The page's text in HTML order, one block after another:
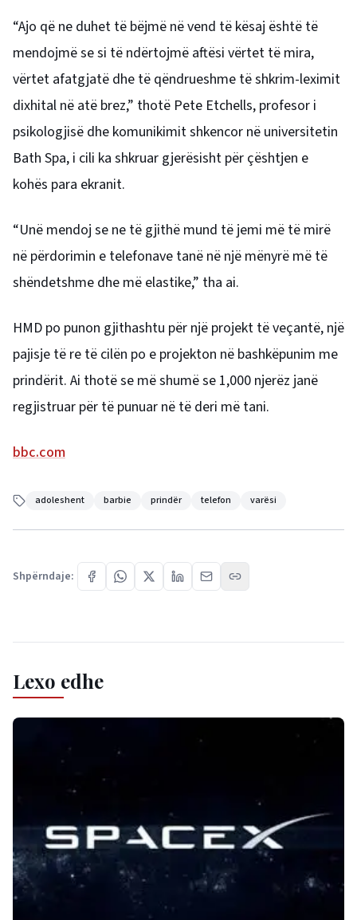
“Ajo që ne duhet të bëjmë në vend të kësaj është të
mendojmë se si të ndërtojmë aftësi vërtet të mira,
vërtet afatgjatë dhe të qëndrueshme të shkrim-leximit
dixhital në atë brez,” thotë Pete Etchells, profesor i
psikologjisë dhe komunikimit shkencor në universitetin
Bath Spa, i cili ka shkruar gjerësisht për çështjen e
kohës para ekranit.
“Unë mendoj se ne të gjithë mund të jemi më të mirë
në përdorimin e telefonave tanë në një mënyrë më të
shëndetshme dhe më elastike,” tha ai.
HMD po punon gjithashtu për një projekt të veçantë, një
pajisje të re të cilën po e projekton në bashkëpunim me
prindërit. Ai thotë se më shumë se 1,000 njerëz janë
regjistruar për të punuar në të deri më tani.
bbc.com
adoleshent barbie prindër telefon varësi
Shpërndaje:
Lexo edhe